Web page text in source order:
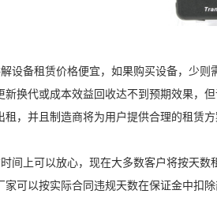
设备租赁价格便宜，如果购买设备，少
新换代或成本效益回收达不到预期效果，
租，并且制造商将为用户提供合理的租赁方
间上可以放心，现在大多数客户将按天
家可以按实际合同违规天数在保证金中扣